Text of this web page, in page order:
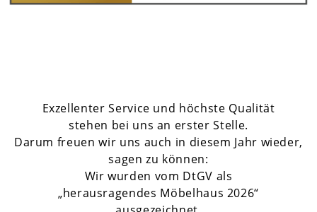
Exzellenter Service und höchste Qualität
stehen bei uns an erster Stelle.
Darum freuen wir uns auch in diesem Jahr wieder,
sagen zu können:
Wir wurden vom DtGV als
„herausragendes Möbelhaus 2026“